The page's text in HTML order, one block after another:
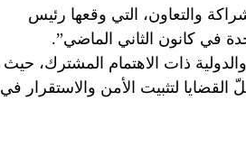
والتعاون، التي وقعها رئيس
في كانون الثاني الماضي”.
والدولية ذات الاهتمام المشترك، حيث
لتثبيت الأمن والاستقرار في